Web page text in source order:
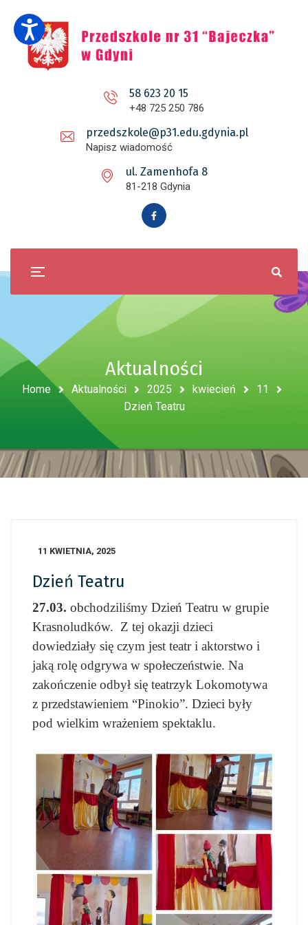
58 623 20 15
+48 725 250 786
przedszkole@p31.edu.gdynia.pl
Napisz wiadomość
ul. Zamenhofa 8
81-218 Gdynia
Aktualności
Home Aktualności 2025 kwiecień
11
Dzień Teatru
11 KWIETNIA, 2025
Dzień Teatru
27.03. obchodziliśmy Dzień Teatru w grupie
Krasnoludków. Z tej okazji dzieci
dowiedziały się czym jest teatr i aktorstwo i
jaką rolę odgrywa w społeczeństwie. Na
zakończenie odbył się teatrzyk Lokomotywa
z przedstawieniem “Pinokio”. Dzieci były
pod wielkim wrażeniem spektaklu.